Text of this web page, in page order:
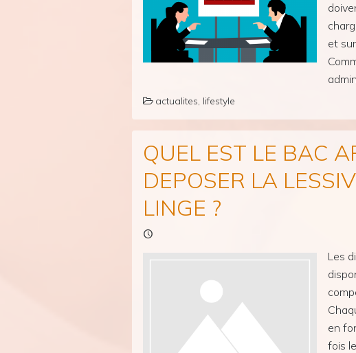
et
actualites, lifestyle
QUEL EST LE BAC
DEPOSER LA
LINGE ?
Les
en
fois